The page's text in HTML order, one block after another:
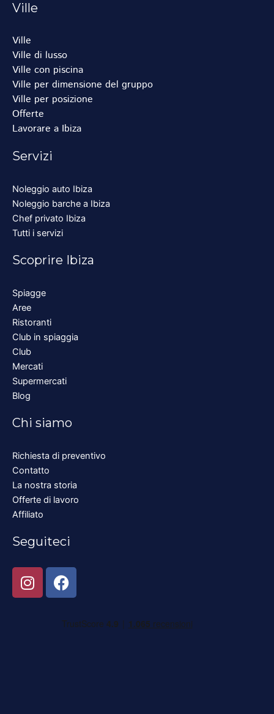
Ville
Ville
Ville di lusso
Ville con piscina
Ville per dimensione del gruppo
Ville per posizione
Offerte
Lavorare a Ibiza
Servizi
Noleggio auto Ibiza
Noleggio barche a Ibiza
Chef privato Ibiza
Tutti i servizi
Scoprire Ibiza
Spiagge
Aree
Ristoranti
Club in spiaggia
Club
Mercati
Supermercati
Blog
Chi siamo
Richiesta di preventivo
Contatto
La nostra storia
Offerte di lavoro
Affiliato
Seguiteci
I
n
F
a
e